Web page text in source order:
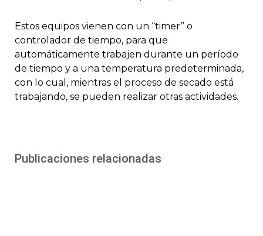
Estos equipos vienen con un “timer” o
controlador de tiempo, para que
automáticamente trabajen durante un período
de tiempo y a una temperatura predeterminada,
con lo cual, mientras el proceso de secado está
trabajando, se pueden realizar otras actividades.
Publicaciones relacionadas